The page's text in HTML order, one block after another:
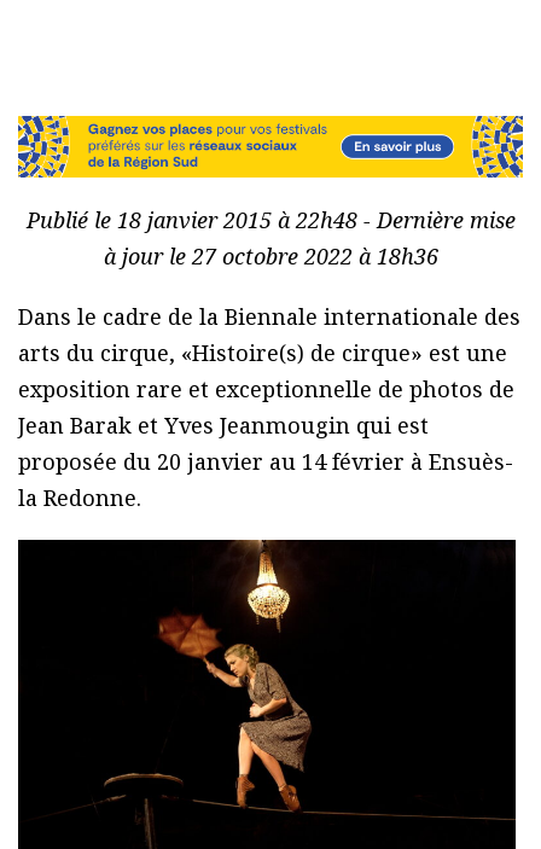
Publié le 18 janvier 2015 à 22h48 - Dernière mise
à jour le 27 octobre 2022 à 18h36
Dans le cadre de la Biennale internationale des
arts du cirque, «Histoire(s) de cirque» est une
exposition rare et exceptionnelle de photos de
Jean Barak et Yves Jeanmougin qui est
proposée du 20 janvier au 14 février à Ensuès-
la Redonne.